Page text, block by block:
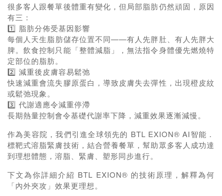
很多客人跟餐單後體重有變化，但局部脂肪仍然頑固，原因
有三：
1️⃣ 脂肪分佈受基因影響
每個人天生脂肪儲存位置不同——有人先胖肚、有人先胖大
脾。飲食控制只能「整體減脂」，無法指令身體優先燃燒特
定部位的脂肪。
2️⃣ 減重後皮膚容易鬆弛
快速減重會流失膠原蛋白，導致皮膚失去彈性，出現橙皮紋
或鬆弛現象。
3️⃣ 代謝適應令減重停滯
長期熱量控制會令基礎代謝率下降，減重效果逐漸減慢。
作為美容院，我們引進全球領先的 BTL EXION® AI智能．
標靶式溶脂緊膚技術，結合營養餐單，幫助眾多客人成功達
到理想體態，溶脂、緊膚、塑形同步進行。
下文為你詳細介紹 BTL EXION® 的技術原理，解釋為何
「內外夾攻」效果更理想。